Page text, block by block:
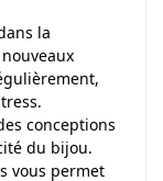
la
nouveaux
conceptions
du bijou.
vous permet